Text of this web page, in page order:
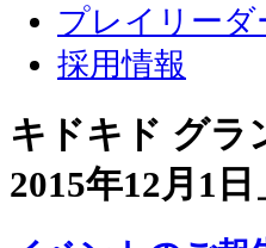
プレイリーダ
採用情報
キドキド グ
2015年12月1日